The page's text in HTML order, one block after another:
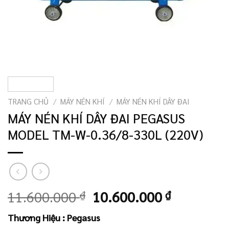
TRANG CHỦ / MÁY NÉN KHÍ / MÁY NÉN KHÍ DÂY ĐAI
MÁY NÉN KHÍ DÂY ĐAI PEGASUS
MODEL TM-W-0.36/8-330L (220V)
11.600.000₫ Giá
là:
10.600.000₫Giá
Thương Hiệu : Pegasus